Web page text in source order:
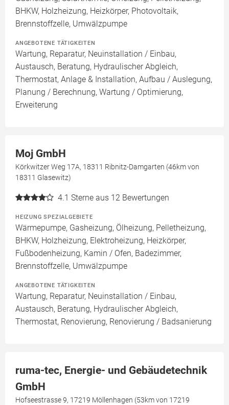
BHKW, Holzheizung, Heizkörper, Photovoltaik,
Brennstoffzelle, Umwälzpumpe
ANGEBOTENE TÄTIGKEITEN
Wartung, Reparatur, Neuinstallation / Einbau,
Austausch, Beratung, Hydraulischer Abgleich,
Thermostat, Anlage & Installation, Aufbau / Auslegung,
Planung / Berechnung, Wartung / Optimierung,
Erweiterung
Moj GmbH
Körkwitzer Weg 17A, 18311 Ribnitz-Damgarten (46km von
18311 Glasewitz)
4.1 Sterne aus 12 Bewertungen
HEIZUNG SPEZIALGEBIETE
Wärmepumpe, Gasheizung, Ölheizung, Pelletheizung,
BHKW, Holzheizung, Elektroheizung, Heizkörper,
Fußbodenheizung, Kamin / Ofen, Badezimmer,
Brennstoffzelle, Umwälzpumpe
ANGEBOTENE TÄTIGKEITEN
Wartung, Reparatur, Neuinstallation / Einbau,
Austausch, Beratung, Hydraulischer Abgleich,
Thermostat, Renovierung, Renovierung / Badsanierung
ruma-tec, Energie- und Gebäudetechnik
GmbH
Hofseestrasse 9, 17219 Möllenhagen (53km von 17219